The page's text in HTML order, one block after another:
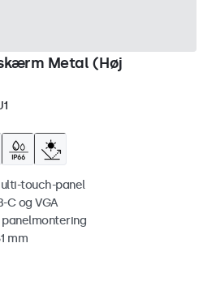
Metal (Høj
touch-panel
C og VGA
mm